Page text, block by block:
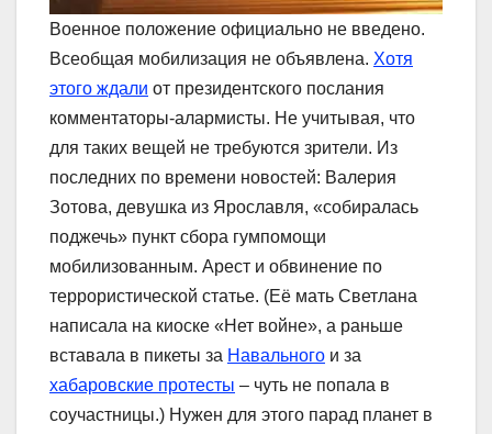
Военное положение официально не введено.
Всеобщая мобилизация не объявлена. Хотя
этого ждали от президентского послания
комментаторы-алармисты. Не учитывая, что
для таких вещей не требуются зрители. Из
последних по времени новостей: Валерия
Зотова, девушка из Ярославля, «собиралась
поджечь» пункт сбора гумпомощи
мобилизованным. Арест и обвинение по
террористической статье. (Её мать Светлана
написала на киоске «Нет войне», а раньше
вставала в пикеты за Навального и за
хабаровские протесты – чуть не попала в
соучастницы.) Нужен для этого парад планет в